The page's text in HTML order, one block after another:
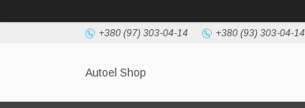
+380 (97) 303-04-14 +380 (93) 303-04-14
Autoel Shop